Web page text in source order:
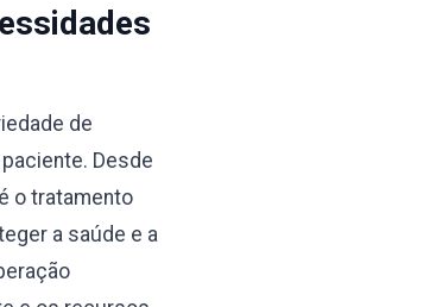
de
Desde
o tratamento
a saúde e a